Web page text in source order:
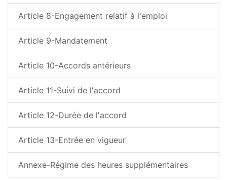
Article 8-Engagement relatif à l'emploi
Article 9-Mandatement
Article 10-Accords antérieurs
Article 11-Suivi de l'accord
Article 12-Durée de l'accord
Article 13-Entrée en vigueur
Annexe-Régime des heures supplémentaires